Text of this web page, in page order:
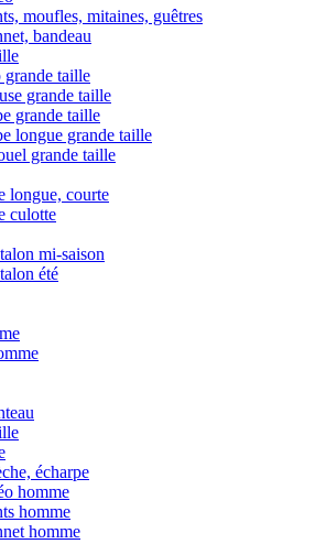
moufles, mitaines, guêtres
bandeau
grande taille
grande taille
grande taille
longue grande taille
grande taille
longue, courte
culotte
mi-saison
été
écharpe
homme
homme
homme